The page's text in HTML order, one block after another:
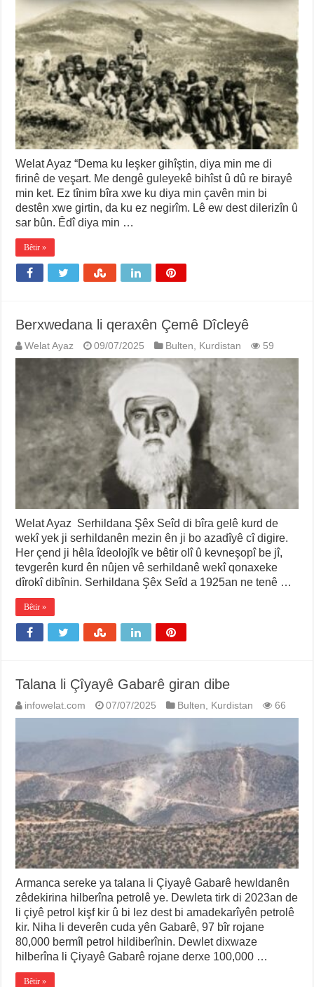
Welat Ayaz “Dema ku leşker gihîştin, diya min me di
firinê de veşart. Me dengê guleyekê bihîst û dû re birayê
min ket. Ez tînim bîra xwe ku diya min çavên min bi
destên xwe girtin, da ku ez negirîm. Lê ew dest dilerizîn û
sar bûn. Êdî diya min …
Bêtir »
Berxwedana li qeraxên Çemê Dîcleyê
Welat Ayaz 09/07/2025 Bulten, Kurdistan 59
Welat Ayaz Serhildana Şêx Seîd di bîra gelê kurd de
wekî yek ji serhildanên mezin ên ji bo azadîyê cî digire.
Her çend ji hêla îdeolojîk ve bêtir olî û kevneşopî be jî,
tevgerên kurd ên nûjen vê serhildanê wekî qonaxeke
dîrokî dibînin. Serhildana Şêx Seîd a 1925an ne tenê …
Bêtir »
Talana li Çîyayê Gabarê giran dibe
infowelat.com 07/07/2025 Bulten Kurdistan 66
Armanca sereke ya talana li Çiyayê Gabarê hewldanên
zêdekirina hilberîna petrolê ye. Dewleta tirk di 2023an de
li çiyê petrol kişf kir û bi lez dest bi amadekarîyên petrolê
kir. Niha li deverên cuda yên Gabarê, 97 bîr rojane
80,000 bermîl petrol hildiberînin. Dewlet dixwaze
hilberîna li Çiyayê Gabarê rojane derxe 100,000 …
Bêtir »